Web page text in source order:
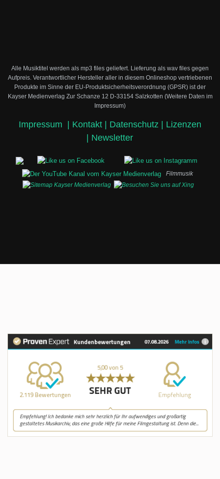
Alle Musiktitel werden als mp3 files geliefert. Lieferung als wav files gegen
Aufpreis. Verantwortlicher Hersteller aller in diesem Onlineshop vertriebenen
Produkte im Sinne der EU-Produktsicherheitsverordnung (GPSR) ist der
Kayser Medienverlag Zur Schanze 12 D-33154 Salzkotten (Weitere Daten im
Impressum)
Impressum Kontakt | Datenschutz | Lizenzen
Newsletter
Filmmusik